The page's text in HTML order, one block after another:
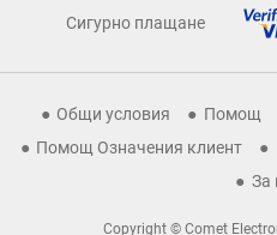
Сигурно плащане
Общи условия Помощ
Помощ Означения клиент
За
Copyright © Comet